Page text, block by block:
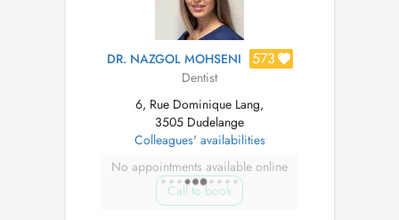
DR. NAZGOL MOHSENI 573
Dentist
6, Rue Dominique Lang,
3505 Dudelange
Colleagues' availabilities
No appointments available online
Call to book